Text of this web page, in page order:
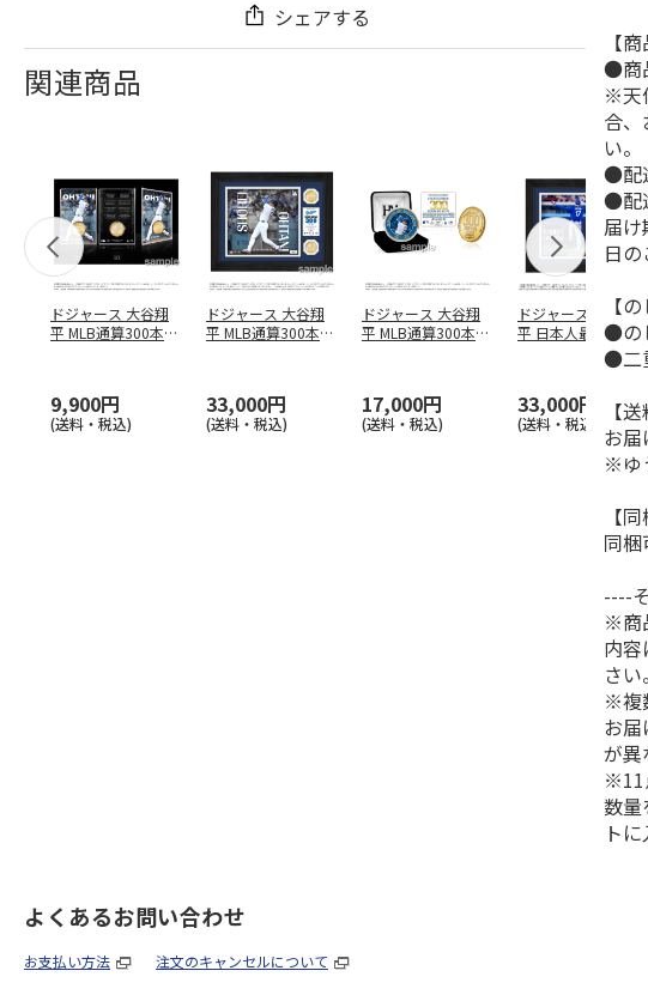
シェアする
関連商品
ドジャース 大谷翔
平 MLB通算300本塁
9,900円
(送料・税込)
ドジャース 大谷翔
平 MLB通算300本塁
33,000円
(送料・税込)
ドジャース 大谷翔
平 MLB通算300本塁
17,000円
(送料・税込)
ドジャース 大谷翔
平 日本人最多53試
合連続出塁記念 ダ
33,000円
(送料・税込)
【
●商
※天
合
い。
●配
●配
届
日の
【
●の
●二
【送
お届
※ゆ
【同
同
----
※商
内
さい。
※複
お
が異
※11
数量
ト
よくあるお問い合わせ
お支払い方法 注文のキャンセルについて